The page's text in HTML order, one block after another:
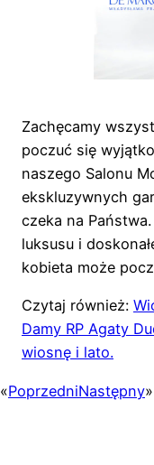
Zachęcamy
poczuć się
naszego Salonu
ekskluzywnych
czeka na
luksusu i
kobieta może
Czytaj również:
Damy RP Agaty
wiosnę i lato.
«PoprzedniNastępny»